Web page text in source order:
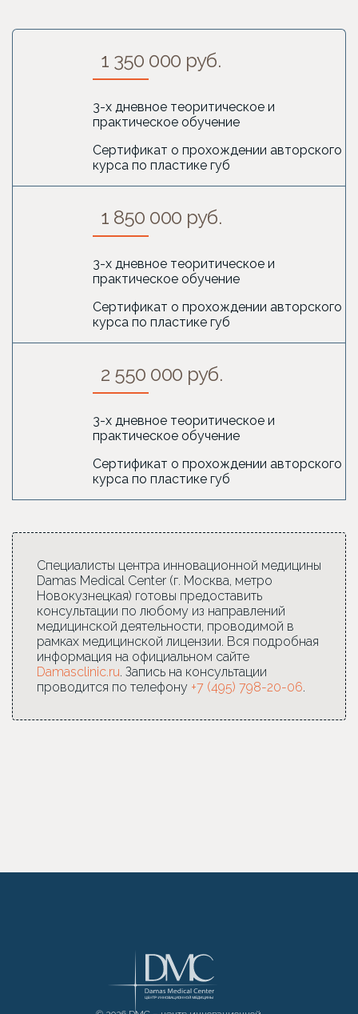
1 350 000 руб.
3-х дневное теоритическое и
практическое обучение
Сертификат о прохождении авторского
курса по пластике губ
1 850 000 руб.
3-х дневное теоритическое и
практическое обучение
Сертификат о прохождении авторского
курса по пластике губ
2 550 000 руб.
3-х дневное теоритическое и
практическое обучение
Сертификат о прохождении авторского
курса по пластике губ
Специалисты центра инновационной медицины
Damas Medical Center (г. Москва, метро
Новокузнецкая) готовы предоставить
консультации по любому из направлений
медицинской деятельности, проводимой в
рамках медицинской лицензии. Вся подробная
информация на официальном сайте
Damasclinic.ru. Запись на консультации
проводится по телефону +7 (495) 798-20-06.